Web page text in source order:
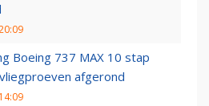
Boeing 737 MAX 10 stap
afgerond